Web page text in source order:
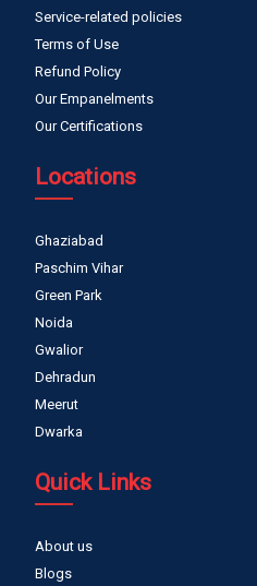
Service-related policies
Terms of Use
Refund Policy
Our Empanelments
Our Certifications
Locations
Ghaziabad
Paschim Vihar
Green Park
Noida
Gwalior
Dehradun
Meerut
Dwarka
Quick Links
About us
Blogs